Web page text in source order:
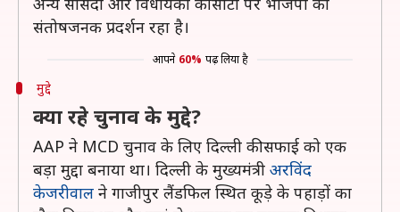
संतोषजनक प्रदर्शन रहा है।
आपने 60% पढ़ लिया है
मुद्दे
क्या रहे चुनाव के मुद्दे?
AAP ने MCD चुनाव के लिए दिल्ली की सफाई को एक
बड़ा मुद्दा बनाया था। दिल्ली के मुख्यमंत्री अरविंद
केजरीवाल ने गाजीपुर लैंडफिल स्थित कूड़े के पहाड़ों का